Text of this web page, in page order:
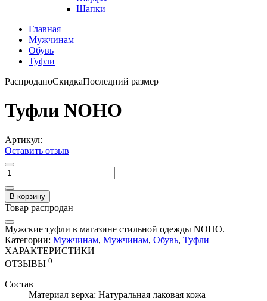
Шапки
Главная
Мужчинам
Обувь
Туфли
РаспроданоСкидкаПоследний размер
Туфли NOHO
Артикул:
Оставить отзыв
В корзину
Товар распродан
Мужские туфли в магазине стильной одежды NOHO.
Категории: Мужчинам, Мужчинам, Обувь, Туфли
ХАРАКТЕРИСТИКИ
ОТЗЫВЫ 0
Состав
Материал верха: Натуральная лаковая кожа